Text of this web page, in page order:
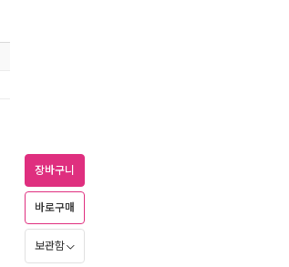
장바구니
바로구매
보관함